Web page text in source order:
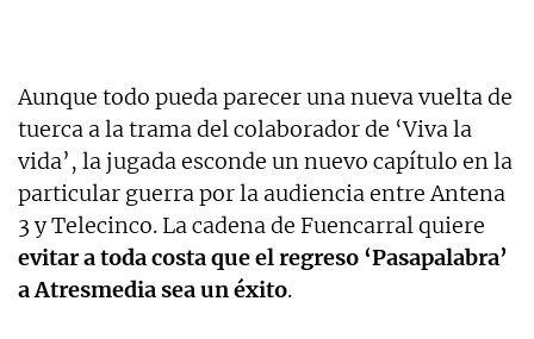
Aunque todo pueda parecer una nueva vuelta de
tuerca a la trama del colaborador de ‘Viva la
vida’, la jugada esconde un nuevo capítulo en la
particular guerra por la audiencia entre Antena
3 y Telecinco. La cadena de Fuencarral quiere
evitar a toda costa que el regreso ‘Pasapalabra’
a Atresmedia sea un éxito.